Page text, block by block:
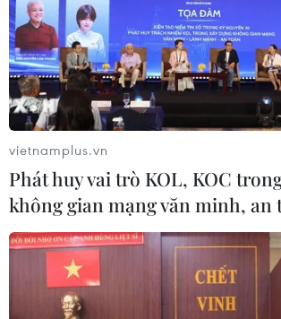
06/07/2016 10:40
Vietnam Report vinh danh VietinBank
tốp 10 ngân hàng thương mại Việt
2016.
vietnamplus.vn
Phát huy vai trò KOL, KOC
không gian mạng văn minh, an